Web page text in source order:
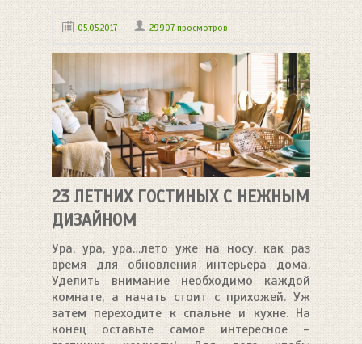
05.05.2017 29907 просмотров
23 ЛЕТНИХ ГОСТИНЫХ С НЕЖНЫМ
ДИЗАЙНОМ
Ура, ура, ура…лето уже на носу, как раз
время для обновления интерьера дома.
Уделить внимание необходимо каждой
комнате, а начать стоит с прихожей. Уж
затем переходите к спальне и кухне. На
конец оставьте самое интересное –